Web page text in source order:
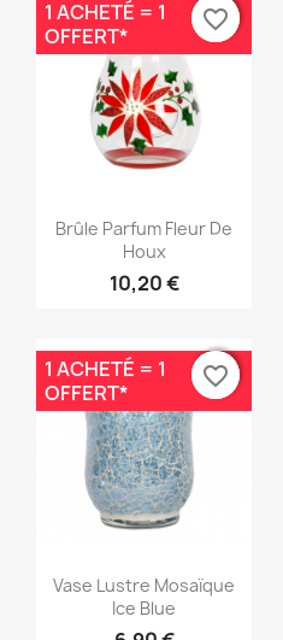
Aperçu rapide
Brûle Parfum Fleur De
Houx
10,20 €
1 ACHETÉ = 1
OFFERT*
favorite_border
favorite_border
Aperçu rapide
Vase Lustre Mosaïque
Ice Blue
1 ACHETÉ = 1
OFFERT*
favorite_border
favorite_border